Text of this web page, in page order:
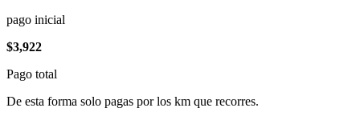
pago inicial
$3,922
Pago total
De esta forma solo pagas por los km que recorres.